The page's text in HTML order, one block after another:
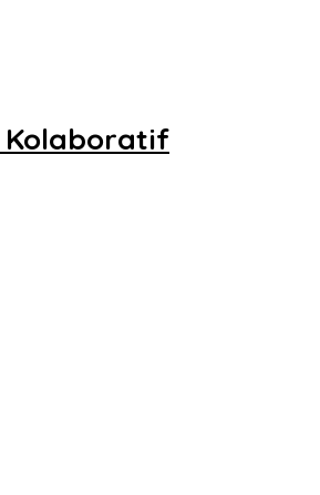
Kolaboratif